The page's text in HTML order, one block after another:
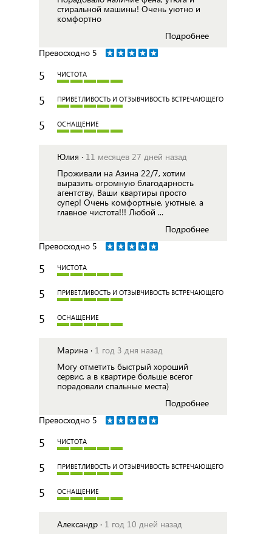
стиральной машины! Очень уютно и
комфортно
Подробнее
Превосходно 5
5 ЧИСТОТА
5 ПРИВЕТЛИВОСТЬ И ОТЗЫВЧИВОСТЬ ВСТРЕЧАЮЩЕГО
5 ОСНАЩЕНИЕ
Юлия · 11 месяцев 27 дней назад
Проживали на Азина 22/7, хотим
выразить огромную благодарность
агентству, Ваши квартиры просто
супер! Очень комфортные, уютные, а
главное чистота!!! Любой ...
Подробнее
Превосходно 5
5 ЧИСТОТА
5 ПРИВЕТЛИВОСТЬ И ОТЗЫВЧИВОСТЬ ВСТРЕЧАЮЩЕГО
5 ОСНАЩЕНИЕ
Марина · 1 год 3 дня назад
Могу отметить быстрый хороший
сервис, а в квартире больше всегог
порадовали спальные места)
Подробнее
Превосходно 5
5 ЧИСТОТА
5 ПРИВЕТЛИВОСТЬ И ОТЗЫВЧИВОСТЬ ВСТРЕЧАЮЩЕГО
5 ОСНАЩЕНИЕ
Александр · 1 год 10 дней назад